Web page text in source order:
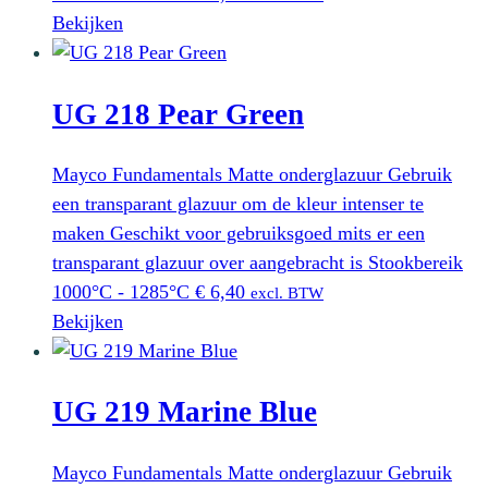
Bekijken
UG 218 Pear Green
Mayco Fundamentals Matte onderglazuur Gebruik
een transparant glazuur om de kleur intenser te
maken Geschikt voor gebruiksgoed mits er een
transparant glazuur over aangebracht is Stookbereik
1000°C - 1285°C € 6,40 excl. BTW
Bekijken
UG 219 Marine Blue
Mayco Fundamentals Matte onderglazuur Gebruik